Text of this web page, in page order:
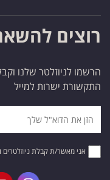
רוצים
הרשמו לניוזלטר שלנו
התקשורת ישרות למייל
אני מאשר/ת קבלת ניוזלטרים